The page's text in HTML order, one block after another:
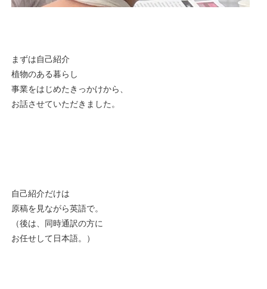
まずは自己紹介
植物のある暮らし
事業をはじめたきっかけから、
お話させていただきました。
自己紹介だけは
原稿を見ながら英語で。
（後は、同時通訳の方に
お任せして日本語。）